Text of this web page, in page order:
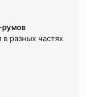
разных частях